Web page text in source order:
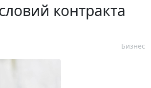
контракта
Бизнес